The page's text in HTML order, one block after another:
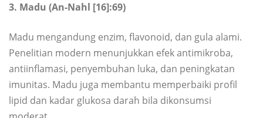
3. Madu (An-Nahl [16]:69)
Madu mengandung enzim, flavonoid, dan gula alami.
Penelitian modern menunjukkan efek antimikroba,
antiinflamasi, penyembuhan luka, dan peningkatan
imunitas. Madu juga membantu memperbaiki profil
lipid dan kadar glukosa darah bila dikonsumsi